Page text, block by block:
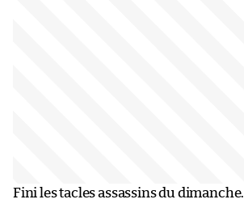
Fini les tacles assassins du dimanche.